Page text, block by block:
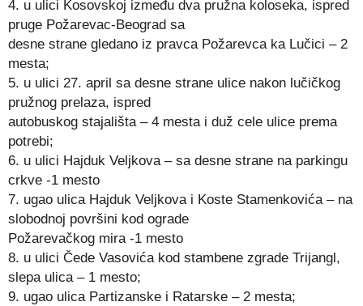
4. u ulici Kosovskoj između dva pružna koloseka, ispred
pruge Požarevac-Beograd sa
desne strane gledano iz pravca Požarevca ka Lučici – 2
mesta;
5. u ulici 27. april sa desne strane ulice nakon lučičkog
pružnog prelaza, ispred
autobuskog stajališta – 4 mesta i duž cele ulice prema
potrebi;
6. u ulici Hajduk Veljkova – sa desne strane na parkingu
crkve -1 mesto
7. ugao ulica Hajduk Veljkova i Koste Stamenkovića – na
slobodnoj površini kod ograde
Požarevačkog mira -1 mesto
8. u ulici Čede Vasovića kod stambene zgrade Trijangl,
slepa ulica – 1 mesto;
9. ugao ulica Partizanske i Ratarske – 2 mesta;